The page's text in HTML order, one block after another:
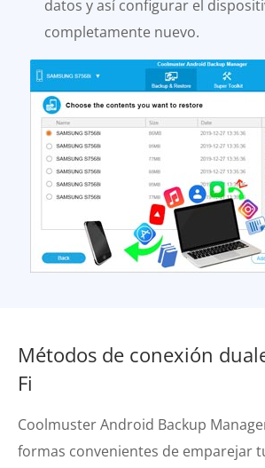
datos y así configurar el
completamente nuevo.
Métodos de conexión
Fi
Coolmuster Android Backup
formas convenientes de emparejar